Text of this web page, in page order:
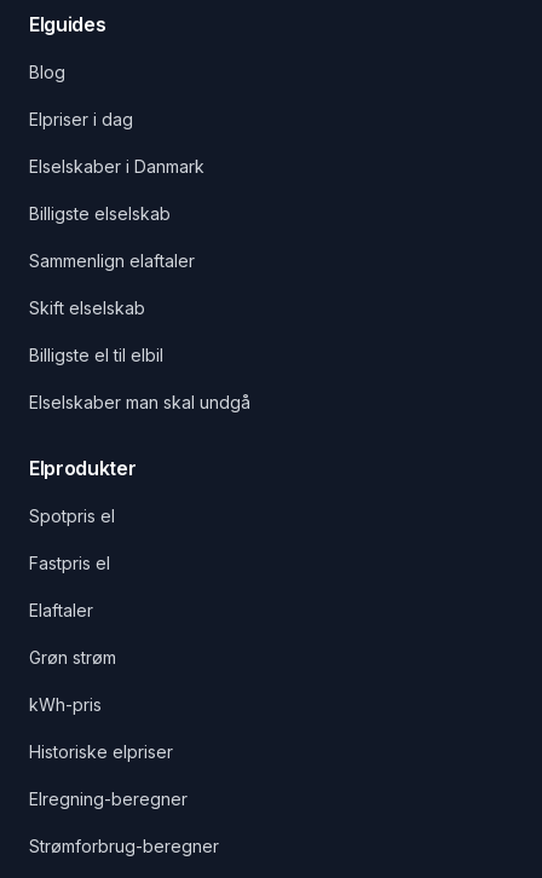
Elguides
Blog
Elpriser i dag
Elselskaber i Danmark
Billigste elselskab
Sammenlign elaftaler
Skift elselskab
Billigste el til elbil
Elselskaber man skal undgå
Elprodukter
Spotpris el
Fastpris el
Elaftaler
Grøn strøm
kWh-pris
Historiske elpriser
Elregning-beregner
Strømforbrug-beregner